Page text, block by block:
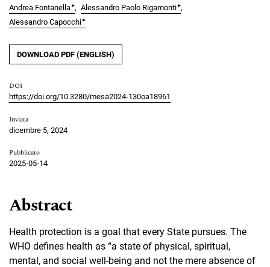
Andrea Fontanella▸ Alessandro Paolo Rigamonti▸
Alessandro Capocchi▸
DOWNLOAD PDF (ENGLISH)
DOI
https://doi.org/10.3280/mesa2024-130oa18961
Inviata
dicembre 5, 2024
Pubblicato
2025-05-14
Abstract
Health protection is a goal that every State pursues. The
WHO defines health as “a state of physical, spiritual,
mental, and social well-being and not the mere absence of